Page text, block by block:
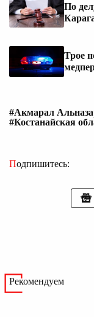
По
Трое
#Акмарал
#Костанайская
Подпишитесь:
Рекомендуем